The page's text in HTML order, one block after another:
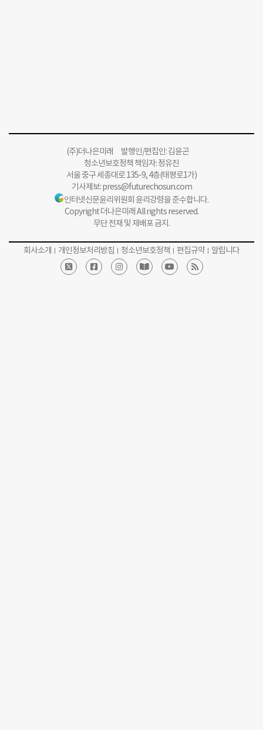
(주)더나은미래 발행인/편집인: 김윤곤
청소년보호정책 책임자: 정유진
서울 중구 세종대로 135-9, 4층(태평로1가)
기사제보:press@futurechosun.com
인터넷신문윤리위원회 윤리강령을 준수합니다.
Copyright 더나은미래 All rights reserved.
무단 전재 및 재배포 금지.
회사소개 개인정보처리방침 청소년보호정책 편집규약 알립니다